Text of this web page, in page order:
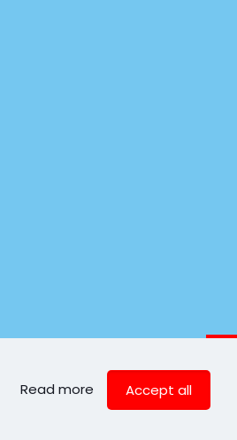
Read more Accept all